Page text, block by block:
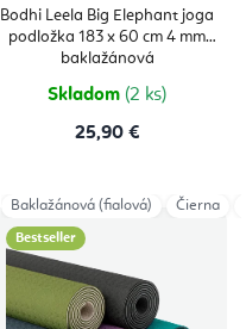
Bodhi Leela Big Elephant joga
podložka 183 x 60 cm 4 mm
baklažánová
produktu
je
4,8
Skladom (2 ks)
25,90 €
Zelená
Bestseller
Baklažánová (fialová) Čierna